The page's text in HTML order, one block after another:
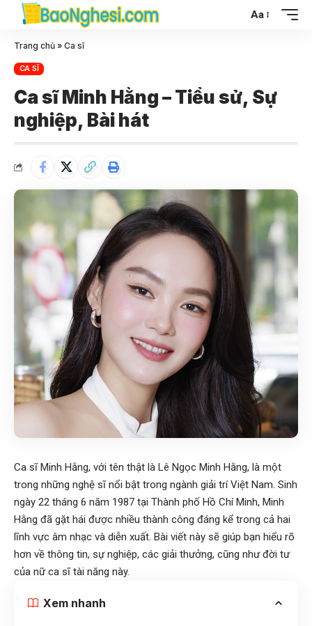
Aa
Trang chủ » Ca sĩ
CA SĨ
Ca sĩ Minh Hằng – Tiểu sử, Sự
nghiệp, Bài hát
Ca sĩ Minh Hằng, với tên thật là Lê Ngọc Minh Hằng, là một
trong những nghệ sĩ nổi bật trong ngành giải trí Việt Nam. Sinh
ngày 22 tháng 6 năm 1987 tại Thành phố Hồ Chí Minh, Minh
Hằng đã gặt hái được nhiều thành công đáng kể trong cả hai
lĩnh vực âm nhạc và diễn xuất. Bài viết này sẽ giúp bạn hiểu rõ
hơn về thông tin, sự nghiệp, các giải thưởng, cũng như đời tư
của nữ ca sĩ tài năng này.
Xem nhanh